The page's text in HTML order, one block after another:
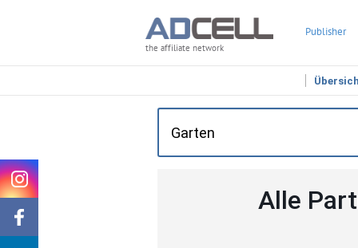
the affiliate network
Publisher
Alle